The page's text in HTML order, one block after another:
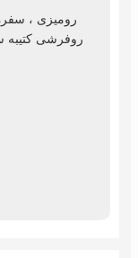
رومیزی ،
روفرشی کتیبه